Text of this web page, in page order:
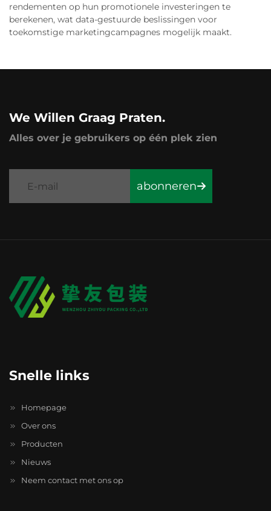
rendementen op hun promotionele investeringen te
berekenen, wat data-gestuurde beslissingen voor
toekomstige marketingcampagnes mogelijk maakt.
We Willen Graag Praten.
Alles over je gebruikers op één plek zien
abonneren
Snelle links
Homepage
Over ons
Producten
Nieuws
Neem contact met ons op